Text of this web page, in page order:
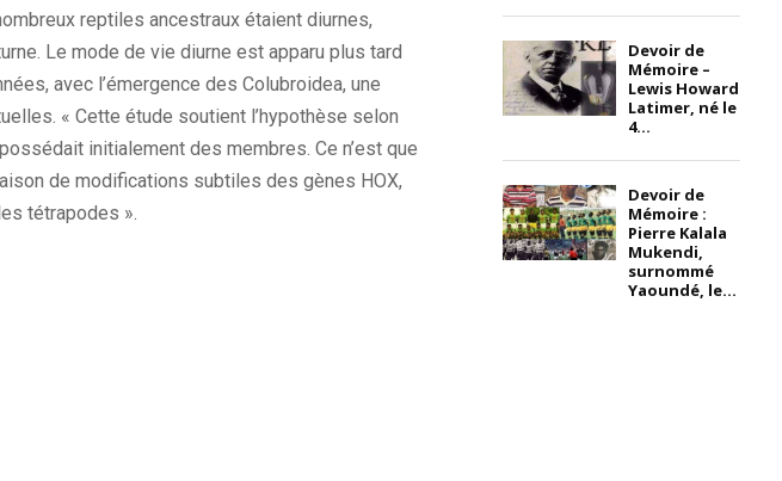
reptiles ancestraux étaient diurnes,
Le mode de vie diurne est apparu plus tard
avec l’émergence des Colubroidea, une
« Cette étude soutient l’hypothèse selon
initialement des membres. Ce n’est que
de modifications subtiles des gènes HOX,
tétrapodes ».
Devoir de
Mémoire –
Lewis Howard
Latimer, né le
4...
Devoir de
Mémoire :
Pierre Kalala
Mukendi,
surnommé
Yaoundé, le...